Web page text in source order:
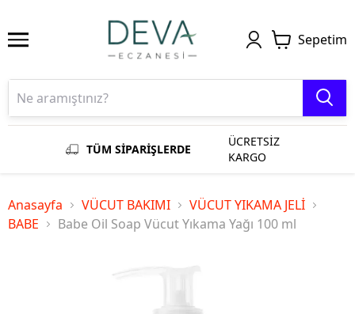
Sepetim
TÜM SİPARİŞLERDE
ÜCRETSİZ
KARGO
Anasayfa VÜCUT BAKIMI
VÜCUT YIKAMA JELİ
BABE
Babe Oil Soap Vücut Yıkama Yağı 100 ml